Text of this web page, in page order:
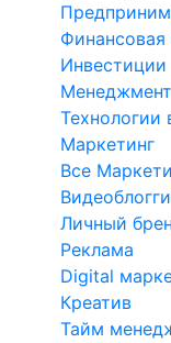
Финансовая
Инвестиции
Менеджмент
Технологии
Маркетинг
Все
Личный
Реклама
Digital
Креатив
Тайм